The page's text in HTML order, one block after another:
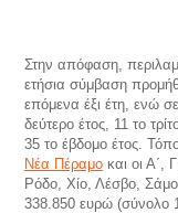
Στην απόφαση,
ετήσια σύμβαση
επόμενα έξι έτη, ενώ
δεύτερο έτος, 11 το
35 το έβδομο έτος.
Νέα Πέραμοκαι οι Α΄,
Ρόδο, Χίο, Λέσβο,
338.850 ευρώ (σύνολο